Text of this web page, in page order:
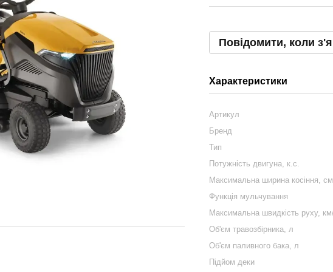
Повідомити, коли
Характеристики
Артикул
Бренд
Тип
Потужність двигуна, к.с.
Максимальна ширина косіння, см
Функція мульчування
Максимальна швидкість руху,
Об'єм травозбірника, л
Об'єм паливного бака, л
Підйом деки